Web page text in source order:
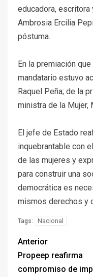
educadora,
Ambrosia Ercilia
póstuma.
En la premiación
mandatario estuvo
Raquel Peña; de la
ministra de la Mujer,
El jefe de Estado
inquebrantable con
de las mujeres y
para construir una
democrática es
mismos derechos y
Tags: Nacional
Anterior
Propeep reafirma
compromiso de